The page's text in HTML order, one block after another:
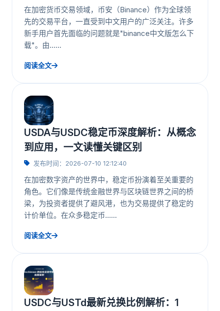
在加密货币交易领域，币安（Binance）作为全球领
先的交易平台，一直受到中文用户的广泛关注。许多
新手用户首先面临的问题就是"binance中文版怎么下
载"。由……
阅读全文
USDA与USDC稳定币深度解析：从概念
到应用，一文读懂关键区别
发布时间：2026-07-10 12:12:40
在加密数字资产的世界中，稳定币扮演着至关重要的
角色。它们像是传统金融世界与区块链世界之间的桥
梁，为投资者提供了避风港，也为交易提供了稳定的
计价单位。在众多稳定币……
阅读全文
USDC与USTd最新兑换比例解析：1